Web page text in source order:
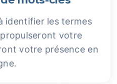
identifier les termes
votre
votre présence en